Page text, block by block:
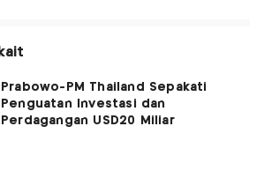
Prabowo-PM Thailand Sepakati
Penguatan Investasi dan
Perdagangan USD20 Miliar